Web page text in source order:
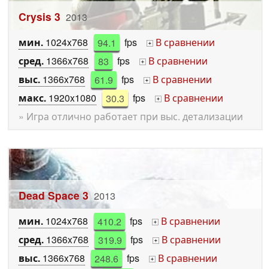
Crysis 3 2013
мин. 1024x768 94.1 fps +
В сравнении
сред. 1366x768 83 fps +
В сравнении
выс. 1366x768 61.9 fps +
В сравнении
макс. 1920x1080 30.3 fps +
В сравнении
» Игра отлично работает при выс. детализации
Dead Space 3 2013
мин. 1024x768 410.2 fps +
В сравнении
сред. 1366x768 319.9 fps +
В сравнении
выс. 1366x768 248.6 fps +
В сравнении